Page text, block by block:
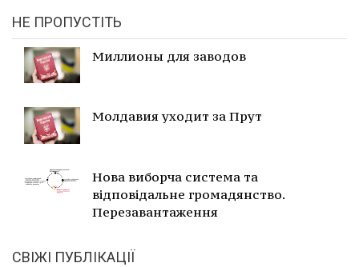
НЕ ПРОПУСТІТЬ
Миллионы для заводов
Молдавия уходит за Прут
Нова виборча система та
відповідальне громадянство.
Перезавантаження
СВІЖІ ПУБЛІКАЦІЇ